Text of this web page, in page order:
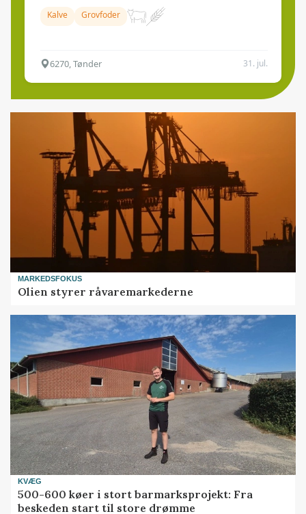
Kalve Grovfoder
6270, Tønder 31. jul.
MARKEDSFOKUS
Olien styrer råvaremarkederne
KVÆG
500-600 køer i stort barmarksprojekt: Fra
beskeden start til store drømme